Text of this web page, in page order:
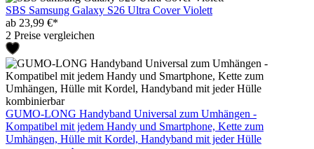
SBS Samsung Galaxy S26 Ultra Cover Violett
ab 23,99 €*
2 Preise vergleichen
GUMO-LONG Handyband Universal zum Umhängen -
Kompatibel mit jedem Handy und Smartphone, Kette zum
Umhängen, Hülle mit Kordel, Handyband mit jeder Hülle